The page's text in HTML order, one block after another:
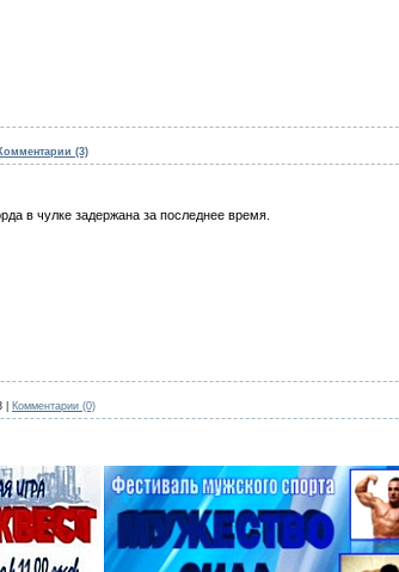
Комментарии (3)
в чулке задержана за последнее время.
Комментарии (0)